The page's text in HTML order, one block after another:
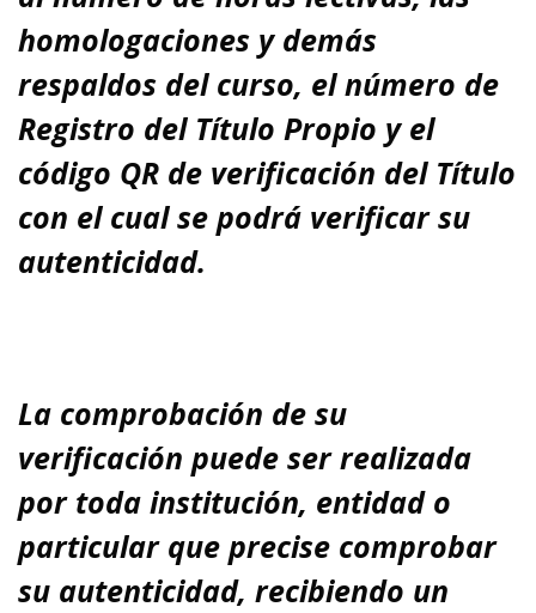
homologaciones y demás
respaldos del curso, el número de
Registro del Título Propio y el
código QR de verificación del Título
con el cual se podrá verificar su
autenticidad.
La comprobación de su
verificación puede ser realizada
por toda institución, entidad o
particular que precise comprobar
su autenticidad, recibiendo un